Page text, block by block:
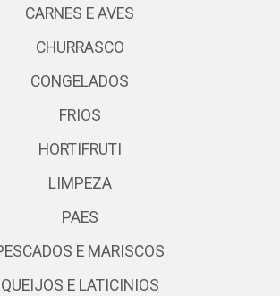
CARNES E AVES
CHURRASCO
CONGELADOS
FRIOS
HORTIFRUTI
LIMPEZA
PAES
E MARISCOS
QUEIJOS E LATICINIOS